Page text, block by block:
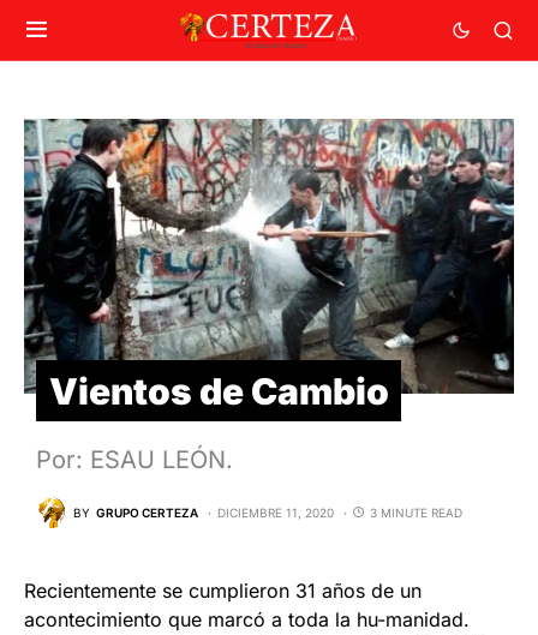
Vientos de Cambio
Por: ESAU LEÓN.
BY GRUPO CERTEZA DICIEMBRE 11, 2020 3 MINUTE READ
Recientemente se cumplieron 31 años de un
acontecimiento que marcó a toda la hu-manidad.